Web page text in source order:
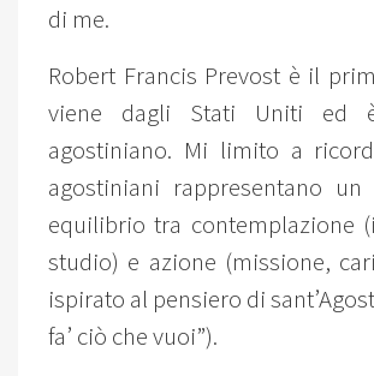
di me.
Robert Francis Prevost è il
viene dagli Stati Uniti ed
agostiniano. Mi limito a
agostiniani rappresentano
equilibrio tra contemplazione
studio) e azione (missione,
ispirato al pensiero di
fa’ ciò che vuoi”).